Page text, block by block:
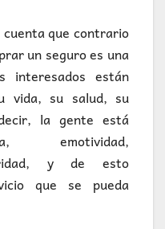
que contrario
un seguro es una
interesados están
vida, su salud, su
la gente está
emotividad,
y de esto
que se pueda